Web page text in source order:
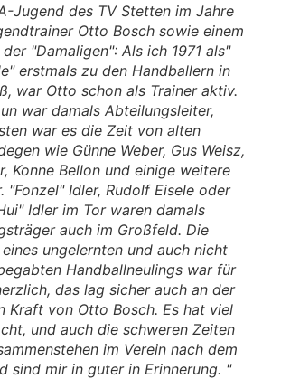
Jugend des TV Stetten im Jahre
Otto Bosch sowie einem
"Damaligen": Als ich 1971 als"
erstmals zu den Handballern in
war Otto schon als Trainer aktiv.
war damals Abteilungsleiter,
war es die Zeit von alten
wie Günne Weber, Gus Weisz,
Konne Bellon und einige weitere
"Fonzel" Idler, Rudolf Eisele oder
Idler im Tor waren damals
auch im Großfeld. Die
ungelernten und auch nicht
Handballneulings war für
das lag sicher auch an der
Kraft von Otto Bosch. Es hat viel
und auch die schweren Zeiten
im Verein nach dem
sind mir in guter in Erinnerung. "